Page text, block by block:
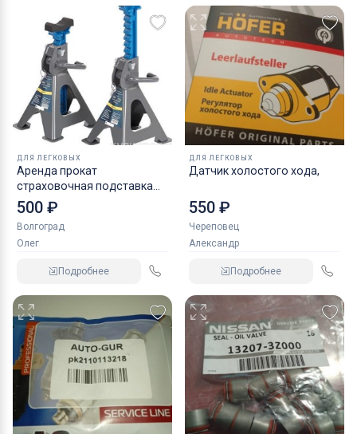
ДЛЯ ЛЕГКОВЫХ
Аренда прокат
страховочная подставка
NORDBERG 2 т
500 ₽
Волгоград
Олег
Подробнее
ДЛЯ ЛЕГКОВЫХ
Датчик холостого хода,
550 ₽
Череповец
Александр
Подробнее